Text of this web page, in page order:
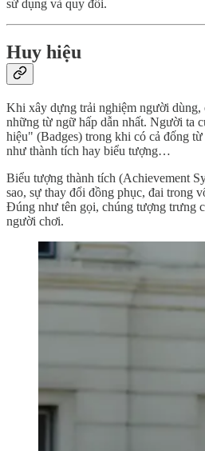
sử dụng và quy đổi.
Huy hiệu
Khi xây dựng trải nghiệm người dùng,
những từ ngữ hấp dẫn nhất. Người ta
hiệu" (Badges) trong khi có cả đống
như thành tích hay biểu tượng…
Biểu tượng thành tích (Achievement
sao, sự thay đổi đồng phục, đai trong
Đúng như tên gọi, chúng tượng trưng
người chơi.